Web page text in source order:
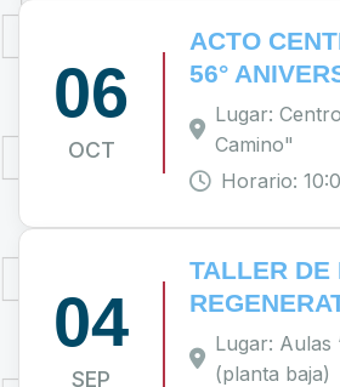
06
OCT
ACTO
56°
Lugar:
Camino"
Horario:
04
SEP
TALLER DE
Lugar: Aulas
(planta baja)